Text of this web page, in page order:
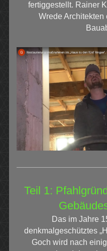
fertiggestellt. Rainer
Wrede
Teil 1:
Das im Jahre
denkmalgeschütztes
Goch wird nach